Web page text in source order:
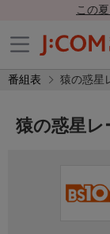
この
番組表 猿の惑星
猿の惑星